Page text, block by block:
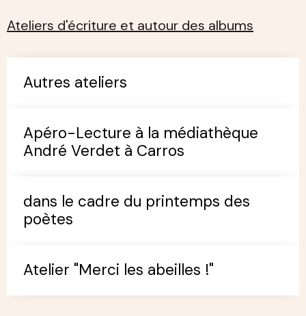
Ateliers d'écriture et autour des albums
Autres ateliers
Apéro-Lecture à la médiathèque
André Verdet à Carros
dans le cadre du printemps des
poètes
Atelier "Merci les abeilles !"